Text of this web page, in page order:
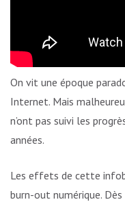
On vit une époque
Internet. Mais
n’ont pas suivi les
années.
Les effets de cette
burn-out numérique.